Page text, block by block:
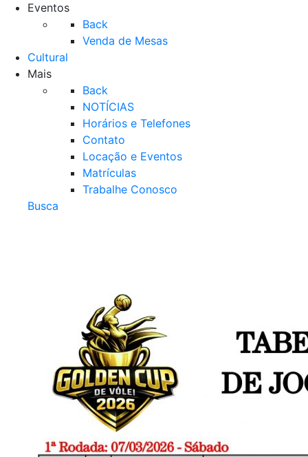
Eventos
Back
Venda de Mesas
Cultural
Mais
Back
NOTÍCIAS
Horários e Telefones
Contato
Locação e Eventos
Matrículas
Trabalhe Conosco
Busca